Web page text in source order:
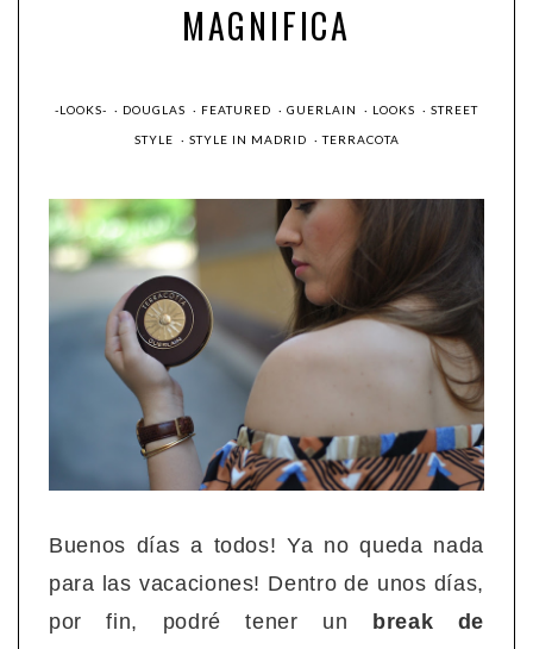
MAGNIFICA
-LOOKS- · DOUGLAS · FEATURED · GUERLAIN · LOOKS · STREET
STYLE · STYLE IN MADRID ·TERRACOTA
Buenos días a todos! Ya no queda nada
para las vacaciones! Dentro de unos días,
por fin, podré tener un
break de